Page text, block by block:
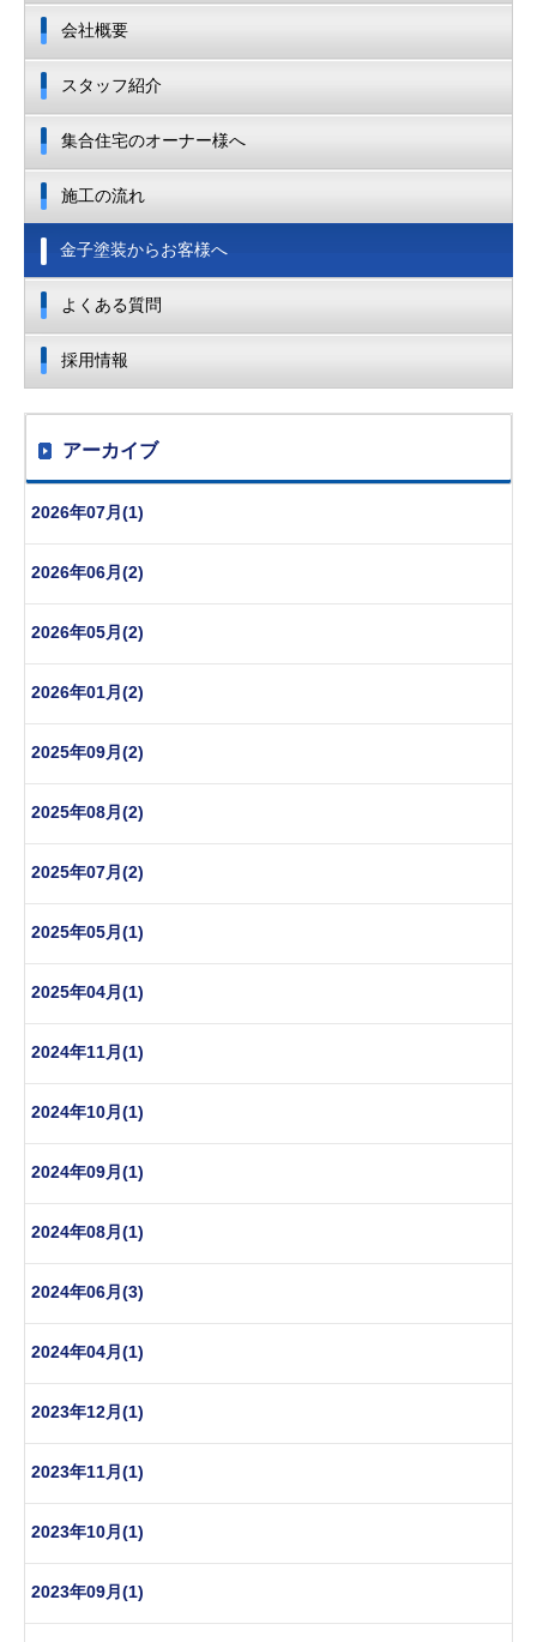
会社概要
スタッフ紹介
集合住宅のオーナー様へ
施工の流れ
金子塗装からお客様へ
よくある質問
採用情報
アーカイブ
2026年07月(1)
2026年06月(2)
2026年05月(2)
2026年01月(2)
2025年09月(2)
2025年08月(2)
2025年07月(2)
2025年05月(1)
2025年04月(1)
2024年11月(1)
2024年10月(1)
2024年09月(1)
2024年08月(1)
2024年06月(3)
2024年04月(1)
2023年12月(1)
2023年11月(1)
2023年10月(1)
2023年09月(1)